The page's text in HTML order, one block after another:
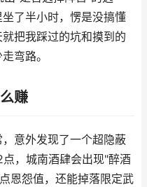
了半小时，愣是没搞懂
把我踩过的坑和摸到的
弯路。
赚
意外发现了一个超隐蔽
，城南酒肆会出现"醉酒
恩怨值，还能掉落限定武